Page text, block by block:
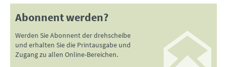
Abonnent werden?
Werden Sie Abonnent der drehscheibe
und erhalten Sie die Printausgabe und
Zugang zu allen Online-Bereichen.